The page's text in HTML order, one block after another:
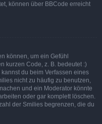
können über BBCode erreicht
können, um ein Gefühl
kurzen Code, z. B. bedeutet :)
du beim Verfassen eines
nicht zu häufig zu benutzen,
und ein Moderator könnte
oder gar komplett löschen.
der Smilies begrenzen, die du